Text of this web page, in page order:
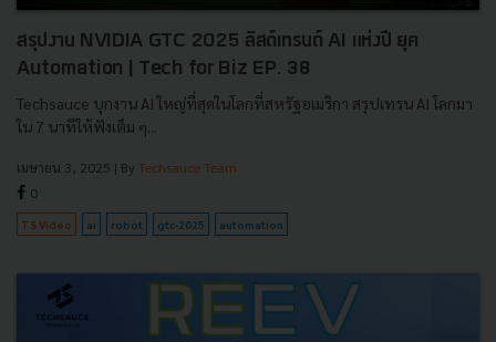
สรุปงาน NVIDIA GTC 2025 ลิสต์เทรนด์ AI แห่งปี ยุค
Automation | Tech for Biz EP. 38
Techsauce บุกงาน AI ใหญ่ที่สุดในโลกที่สหรัฐอเมริกา สรุปเทรน AI โลกมา
ใน 7 นาทีให้ฟังเต็ม ๆ...
เมษายน 3, 2025 | By Techsauce Team
0
TS Video ai robot gtc-2025 automation